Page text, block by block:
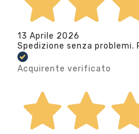
13 Aprile 2026
Spedizione senza
Acquirente verificato